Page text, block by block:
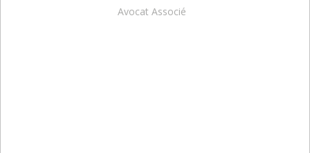
Avocat Associé